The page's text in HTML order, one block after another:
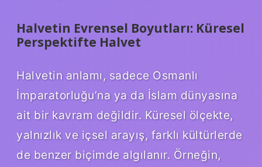
Halvetin Evrensel Boyutları: Küresel
Perspektifte Halvet
Halvetin anlamı, sadece Osmanlı
İmparatorluğu’na ya da İslam dünyasına
ait bir kavram değildir. Küresel ölçekte,
yalnızlık ve içsel arayış, farklı kültürlerde
de benzer biçimde algılanır. Örneğin,